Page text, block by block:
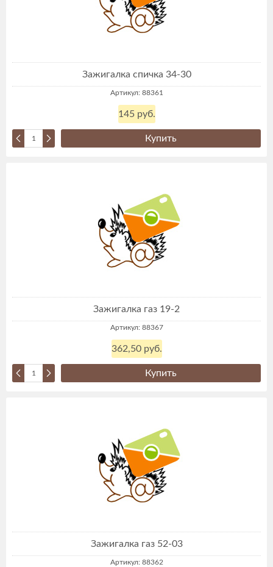
Зажигалка спичка 34-30
Артикул: 88361
145 руб.
Купить
Зажигалка газ 19-2
Артикул: 88367
362,50 руб.
Купить
Зажигалка газ 52-03
Артикул: 88362